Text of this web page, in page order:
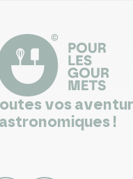
vos
!